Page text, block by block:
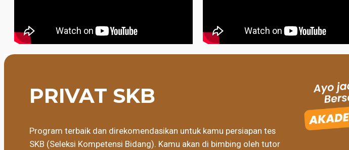
PRIVAT SKB
Program terbaik dan direkomendasikan untuk kamu persiapan tes
SKB (Seleksi Kompetensi Bidang). Kamu akan di bimbing oleh tutor